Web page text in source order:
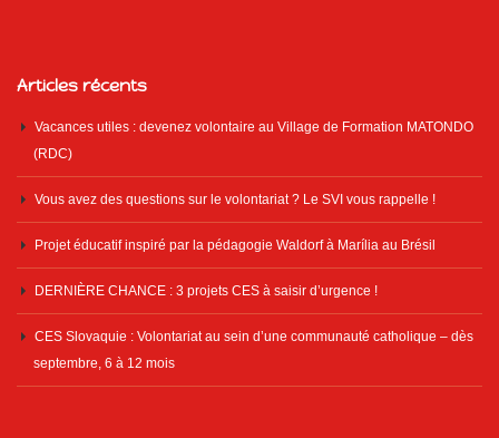
Articles récents
Vacances utiles : devenez volontaire au Village de Formation MATONDO
(RDC)
Vous avez des questions sur le volontariat ? Le SVI vous rappelle !
Projet éducatif inspiré par la pédagogie Waldorf à Marília au Brésil
DERNIÈRE CHANCE : 3 projets CES à saisir d’urgence !
CES Slovaquie : Volontariat au sein d’une communauté catholique – dès
septembre, 6 à 12 mois